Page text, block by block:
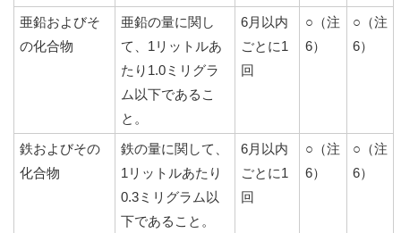
亜鉛およびそ
の化合物
亜鉛の量に関し
て、1リットルあ
たり1.0ミリグラ
ム以下であるこ
と。
6月以内
ごとに1
回
○（注
6）
○（注
6）
鉄およびその
化合物
鉄の量に関して、
1リットルあたり
0.3ミリグラム以
下であること。
6月以内
ごとに1
回
○（注
6）
○（注
6）